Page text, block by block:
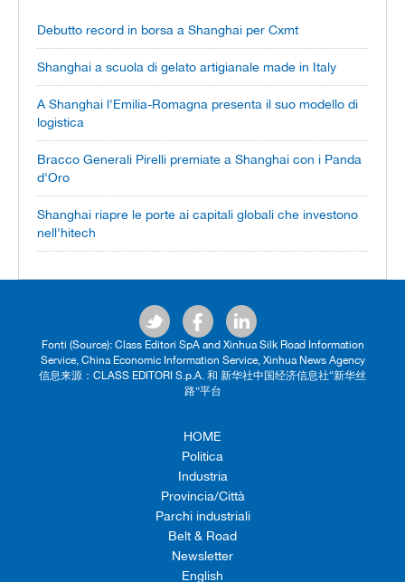
Debutto record in borsa a Shanghai per Cxmt
Shanghai a scuola di gelato artigianale made in Italy
A Shanghai l'Emilia-Romagna presenta il suo modello di
logistica
Bracco Generali Pirelli premiate a Shanghai con i Panda
d'Oro
Shanghai riapre le porte ai capitali globali che investono
nell'hitech
Fonti (Source): Class Editori SpA and Xinhua Silk Road Information
Service, China Economic Information Service, Xinhua News Agency
信息来源：CLASS EDITORI S.p.A. 和 新华社中国经济信息社“新华丝
路”平台
HOME
Politica
Industria
Provincia/Città
Parchi industriali
Belt & Road
Newsletter
English